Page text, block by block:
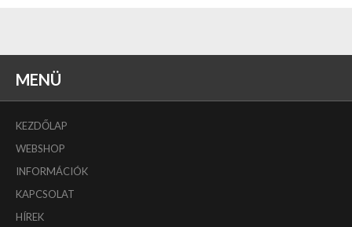
MENÜ
KEZDŐLAP
WEBSHOP
INFORMÁCIÓK
KAPCSOLAT
HÍREK